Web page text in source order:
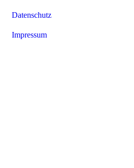
Datenschutz
Impressum